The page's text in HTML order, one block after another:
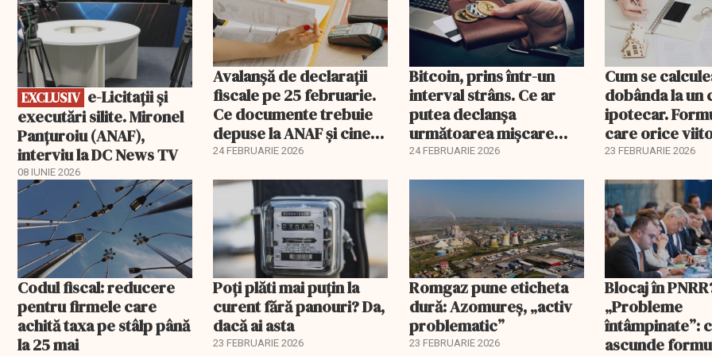
EXCLUSIV
executări silite. Mironel
Panțuroiu (ANAF),
interviu la DC News TV
08 IUNIE 2026
Avalanșă de declarații
fiscale pe 25 februarie.
Ce documente trebuie
depuse la ANAF și cine
este vizat
24 FEBRUARIE 2026
Bitcoin, prins într-un
interval strâns. Ce ar
putea declanșa
următoarea mișcare
majoră?
24 FEBRUARIE 2026
Cum se
dobânda la un
ipotecar.
care orice
proprietar ar
23 FEBRUARIE 2026
Codul fiscal: reducere
pentru firmele care
achită taxa pe stâlp până
la 25 mai
Poți plăti mai puțin la
curent fără panouri? Da,
dacă ai asta
23 FEBRUARIE 2026
Romgaz pune eticheta
dură: Azomureș, „activ
problematic”
23 FEBRUARIE 2026
Blocaj în
„Probleme
întâmpinate”:
ascunde